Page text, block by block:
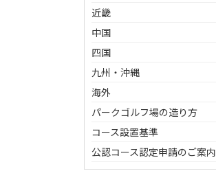
近畿
中国
四国
九州・沖縄
海外
パークゴルフ場の造り方
コース設置基準
公認コース認定申請のご案内